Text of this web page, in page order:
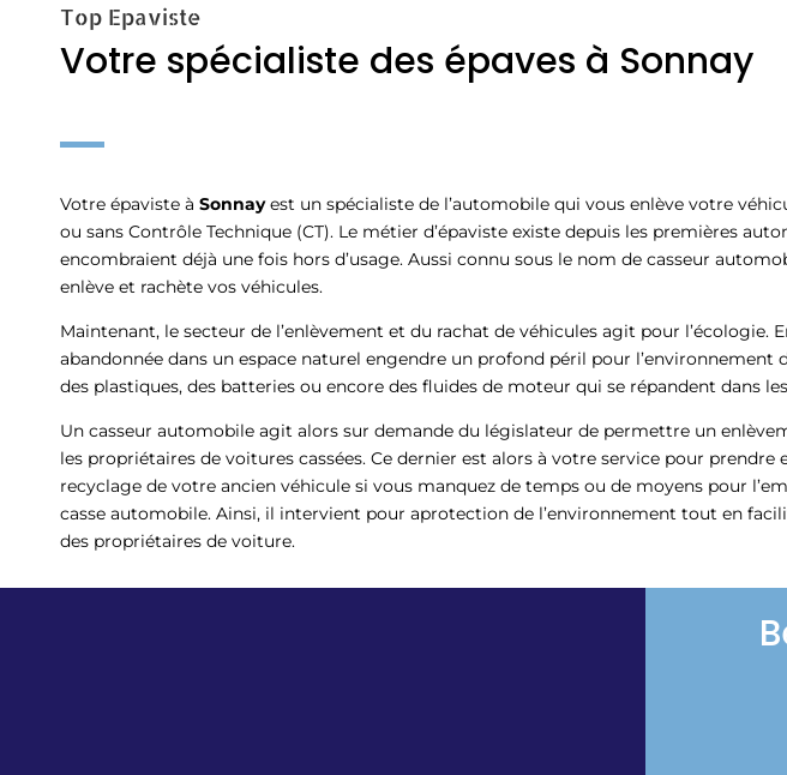
Top Epaviste
Votre spécialiste des épaves à Sonnay
Votre épaviste à Sonnayest un spécialiste de l’automobile qui vous enlève votre
ou sans Contrôle Technique (CT). Le métier d’épaviste existe depuis les premières
encombraient déjà une fois hors d’usage. Aussi connu sous le nom de casseur
enlève et rachète vos véhicules.
Maintenant, le secteur de l’enlèvement et du rachat de véhicules agit pour l’écologie.
abandonnée dans un espace naturel engendre un profond péril pour l’environnement
des plastiques, des batteries ou encore des fluides de moteur qui se répandent dans
Un casseur automobile agit alors sur demande du législateur de permettre un
les propriétaires de voitures cassées. Ce dernier est alors à votre service pour prendre
recyclage de votre ancien véhicule si vous manquez de temps ou de moyens pour
casse automobile. Ainsi, il intervient pour aprotection de l’environnement tout en
des propriétaires de voiture.